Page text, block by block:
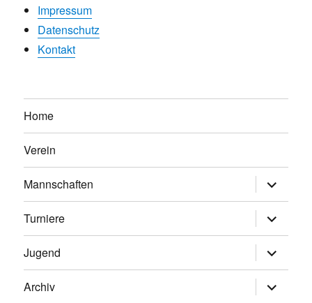
Impressum
Datenschutz
Kontakt
Home
Verein
Mannschaften
anzeigen
Turniere
anzeigen
Jugend
anzeigen
Archiv
anzeigen